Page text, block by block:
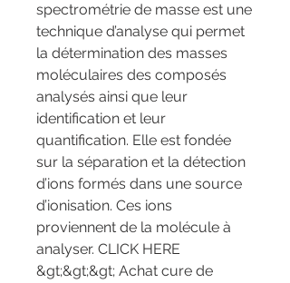
spectrométrie de masse est une
technique d’analyse qui permet
la détermination des masses
moléculaires des composés
analysés ainsi que leur
identification et leur
quantification. Elle est fondée
sur la séparation et la détection
d’ions formés dans une source
d’ionisation. Ces ions
proviennent de la molécule à
analyser. CLICK HERE
&gt;&gt;&gt; Achat cure de